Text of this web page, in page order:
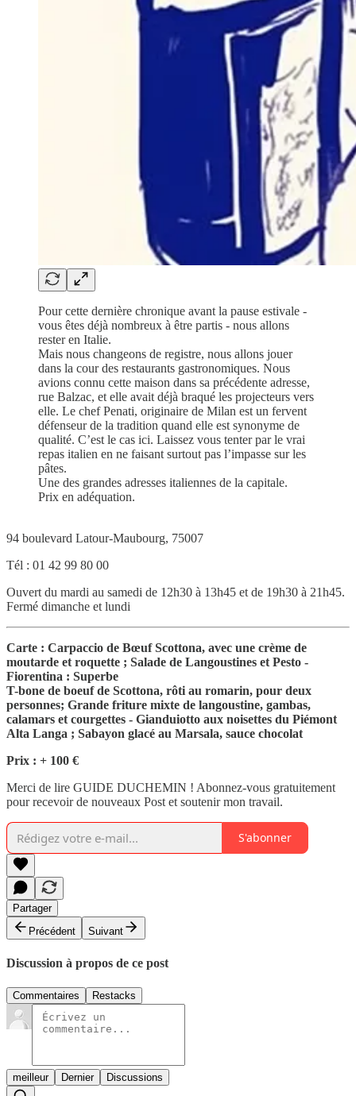
Pour cette dernière chronique avant la pause estivale -
vous êtes déjà nombreux à être partis - nous allons
rester en Italie.
Mais nous changeons de registre, nous allons jouer
dans la cour des restaurants gastronomiques. Nous
avions connu cette maison dans sa précédente adresse,
rue Balzac, et elle avait déjà braqué les projecteurs vers
elle. Le chef Penati, originaire de Milan est un fervent
défenseur de la tradition quand elle est synonyme de
qualité. C’est le cas ici. Laissez vous tenter par le vrai
repas italien en ne faisant surtout pas l’impasse sur les
pâtes.
Une des grandes adresses italiennes de la capitale.
Prix en adéquation.
94 boulevard Latour-Maubourg, 75007
Tél : 01 42 99 80 00
Ouvert du mardi au samedi de 12h30 à 13h45 et de 19h30 à 21h45.
Fermé dimanche et lundi
Carte : Carpaccio de Bœuf Scottona, avec une crème de
moutarde et roquette ; Salade de Langoustines et Pesto -
Fiorentina : Superbe
T-bone de boeuf de Scottona, rôti au romarin, pour deux
personnes; Grande friture mixte de langoustine, gambas,
calamars et courgettes - Gianduiotto aux noisettes du Piémont
Alta Langa ; Sabayon glacé au Marsala, sauce chocolat
Prix : + 100 €
Merci de lire GUIDE DUCHEMIN ! Abonnez-vous gratuitement
pour recevoir de nouveaux Post et soutenir mon travail.
S'abonner
Partager
Précédent
Suivant
Discussion à propos de ce post
Commentaires Restacks
meilleur Dernier Discussions